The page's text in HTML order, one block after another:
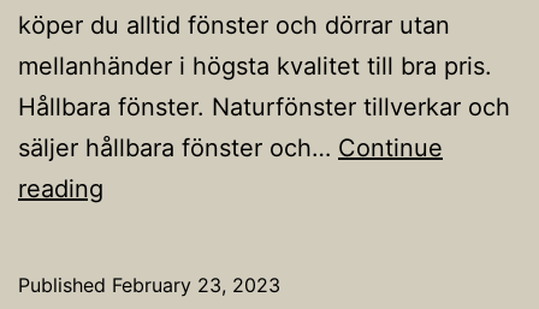
köper du alltid fönster och dörrar utan
mellanhänder i högsta kvalitet till bra pris.
Hållbara fönster. Naturfönster tillverkar och
säljer hållbara fönster och… Continue
reading
Published February 23, 2023